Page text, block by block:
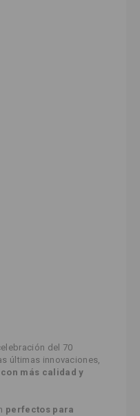
del 70
últimas innovaciones,
más calidad y
perfectos para